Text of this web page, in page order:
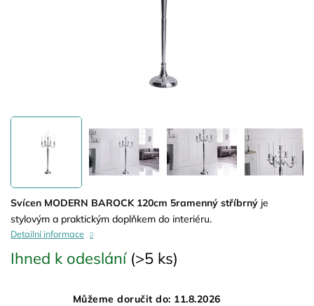
Ihned k odeslání (>5 ks)
Můžeme doručit do: 11.8.2026
Svícen MODERN BAROCK 120cm 5ramenný stříbrný je
stylovým a praktickým doplňkem do interiéru.
Detailní informace